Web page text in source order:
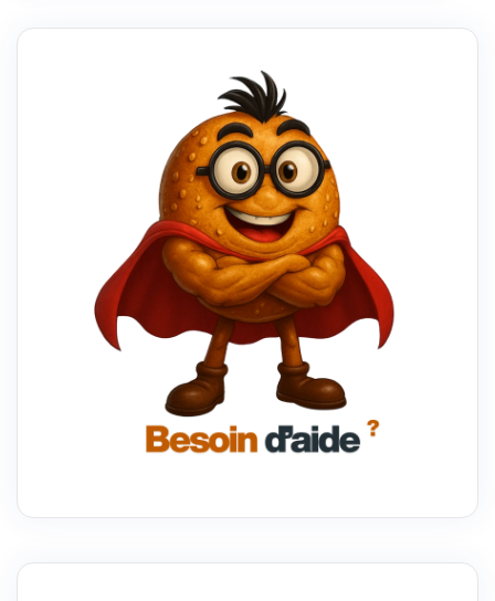
SYSTÈME
GÉOLOCALISATION
BESOINS
VOYAGE
GUIDE
COMPLET